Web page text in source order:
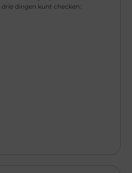
dingen kunt checken: